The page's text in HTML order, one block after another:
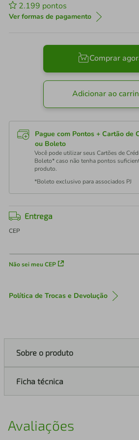
2.199 pontos
Ver formas de pagamento
Comprar
Adicionar ao
Pague com Pontos + Cartão de
ou Boleto
Você pode utilizar seus Cartões de
Boleto* caso não tenha pontos
produto.
*Boleto exclusivo para associados PJ
Entrega
CEP
Não sei meu CEP
Política de Trocas e Devolução
Sobre o produto
Ficha técnica
Avaliações